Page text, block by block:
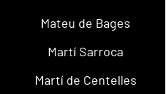
Mateu de Bages
Martí Sarroca
Martí de Centelles